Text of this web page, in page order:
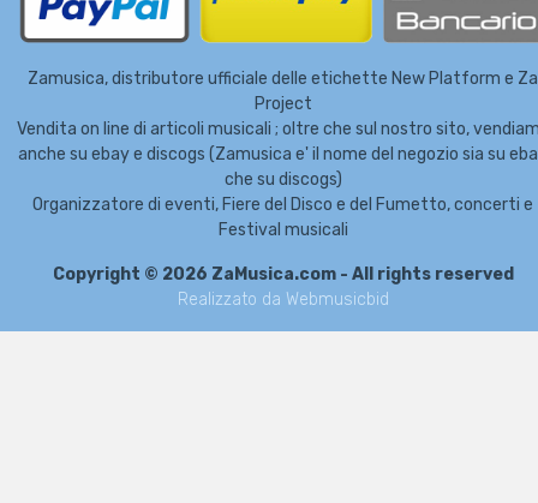
Zamusica, distributore ufficiale delle etichette New Platform e Za
Project
Vendita on line di articoli musicali ; oltre che sul nostro sito,
anche su ebay e discogs (Zamusica e' il nome del negozio sia su
che su discogs)
Organizzatore di eventi, Fiere del Disco e del Fumetto, concerti e
Festival musicali
Copyright © 2026 ZaMusica.com - All rights reserved
Realizzato da Webmusicbid